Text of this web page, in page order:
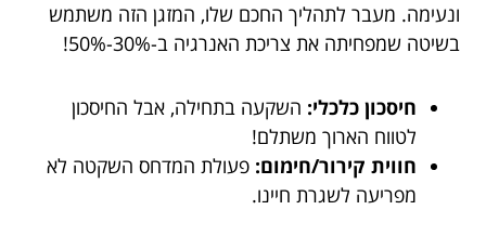
ונעימה. מעבר לתהליך החכם שלו, המזגן הזה משתמש
בשיטה שמפחיתה את צריכת האנרגיה ב-30%-50%!
חיסכון כלכלי: השקעה בתחילה, אבל החיסכון
לטווח הארוך משתלם!
חווית קירור/חימום: פעולת המדחס השקטה לא
מפריעה לשגרת חיינו.